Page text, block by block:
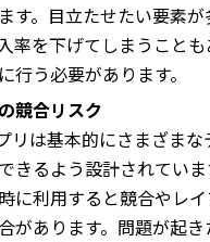
す。目立たせたい要素が
率を下げてしまうこと
行う必要があります。
競合リスク
リは基本的にさまざまな
きるよう設計されてい
に利用すると競合やレ
があります。問題が起